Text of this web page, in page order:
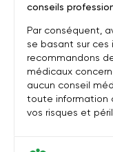
conseils
Par conséquent,
se basant sur ces
recommandons
médicaux
aucun conseil
toute information
vos risques et